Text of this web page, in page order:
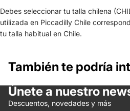
Debes seleccionar tu talla chilena
utilizada en Piccadilly Chile
tu talla habitual en Chile.
También te podría
Únete a nuestro
Descuentos, novedades y más
Política de reembolso